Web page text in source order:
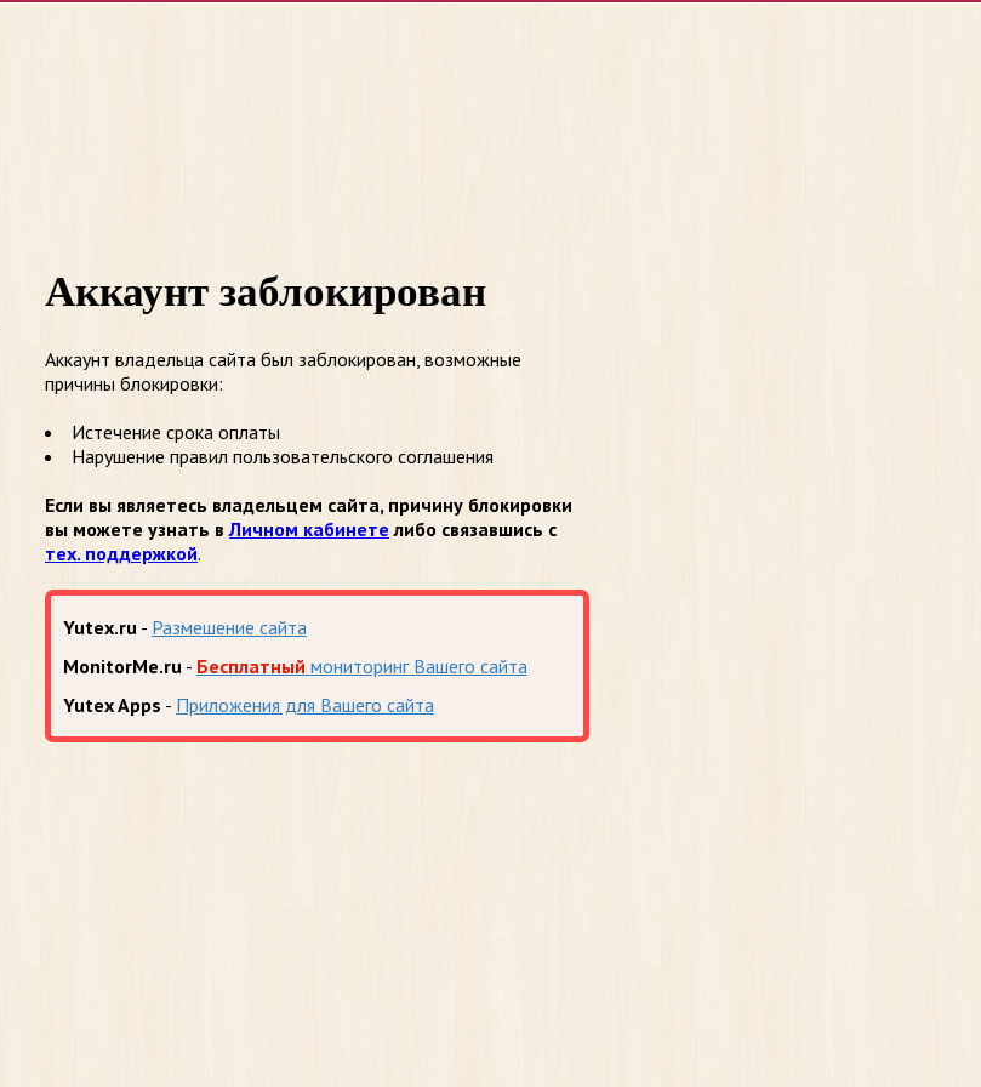
Аккаунт заблокирован
Аккаунт владельца сайта был заблокирован, возможные
причины блокировки:
Истечение срока оплаты
Нарушение правил пользовательского соглашения
Если вы являетесь владельцем сайта, причину блокировки
вы можете узнать вЛичном кабинете либо связавшись с
тех. поддержкой.
Yutex.ru - Размешение сайта
MonitorMe.ru - Бесплатный мониторинг Вашего сайта
Yutex Apps - Приложения для Вашего сайта